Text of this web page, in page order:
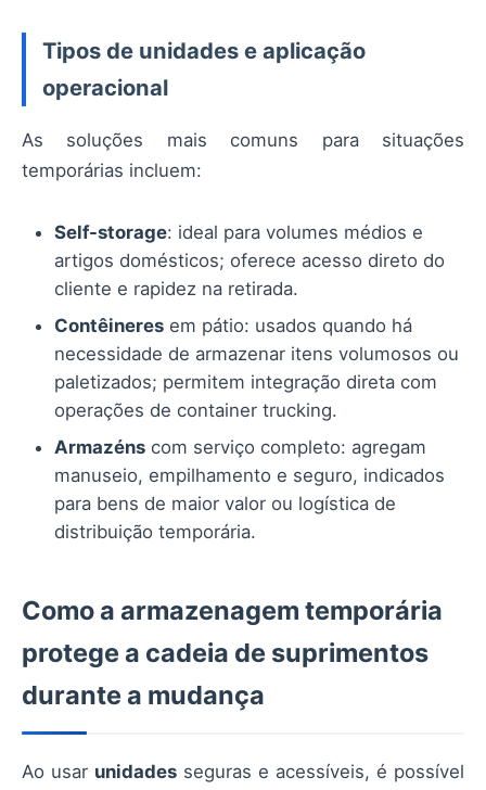
Tipos de unidades e aplicação
operacional
As soluções mais comuns para situações
temporárias incluem:
Self-storage: ideal para volumes médios e
artigos domésticos; oferece acesso direto do
cliente e rapidez na retirada.
Contêineres em pátio: usados quando há
necessidade de armazenar itens volumosos ou
paletizados; permitem integração direta com
operações de container trucking.
Armazéns com serviço completo: agregam
manuseio, empilhamento e seguro, indicados
para bens de maior valor ou logística de
distribuição temporária.
Como a armazenagem temporária
protege a cadeia de suprimentos
durante a mudança
Ao usar unidades seguras e acessíveis, é possível